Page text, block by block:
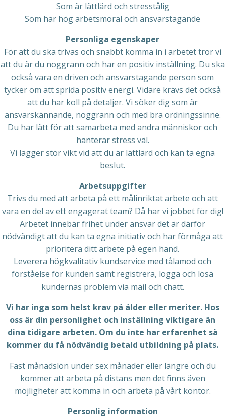
Som är lättlärd och stresstålig
Som har hög arbetsmoral och ansvarstagande
Personliga egenskaper
För att du ska trivas och snabbt komma in i arbetet tror vi
att du är du noggrann och har en positiv inställning. Du ska
också vara en driven och ansvarstagande person som
tycker om att sprida positiv energi. Vidare krävs det också
att du har koll på detaljer. Vi söker dig som är
ansvarskännande, noggrann och med bra ordningssinne.
Du har lätt för att samarbeta med andra människor och
hanterar stress väl.
Vi lägger stor vikt vid att du är lättlärd och kan ta egna
beslut.
Arbetsuppgifter
Trivs du med att arbeta på ett målinriktat arbete och att
vara en del av ett engagerat team? Då har vi jobbet för dig!
Arbetet innebär frihet under ansvar det är därför
nödvändigt att du kan ta egna initiativ och har förmåga att
prioritera ditt arbete på egen hand.
Leverera högkvalitativ kundservice med tålamod och
förståelse för kunden samt registrera, logga och lösa
kundernas problem via mail och chatt.
Vi har inga som helst krav på ålder eller meriter. Hos
oss är din personlighet och inställning viktigare än
dina tidigare arbeten. Om du inte har erfarenhet så
kommer du få nödvändig betald utbildning på plats.
Fast månadslön under sex månader eller längre och du
kommer att arbeta på distans men det finns även
möjligheter att komma in och arbeta på vårt kontor.
Personlig information